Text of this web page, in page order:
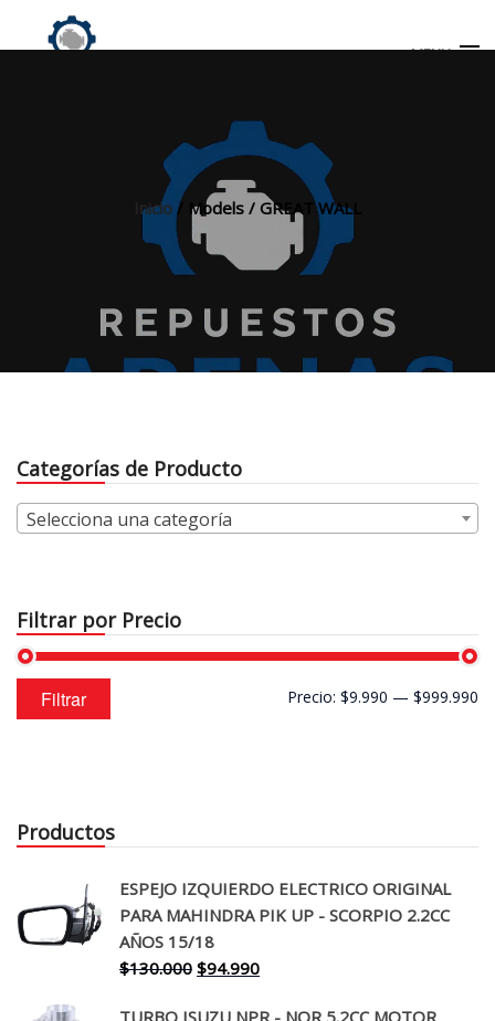
MENU
Inicio / Models / GREAT WALL
Categorías de Producto
Selecciona una categoría
Filtrar por Precio
Precio
mínimo
Precio
máximo
Filtrar Precio: $9.990 — $999.990
Productos
ESPEJO IZQUIERDO ELECTRICO ORIGINAL
PARA MAHINDRA PIK UP - SCORPIO 2.2CC
AÑOS 15/18
$130.000 El
$94.990El
TURBO ISUZU NPR - NQR 5.2CC MOTOR